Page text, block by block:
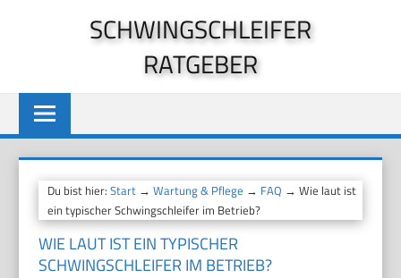
SCHWINGSCHLEIFER
RATGEBER
Du bist hier:Start →Wartung & Pflege → FAQ → Wie laut ist
ein typischer Schwingschleifer im Betrieb?
WIE LAUT IST EIN TYPISCHER
SCHWINGSCHLEIFER IM BETRIEB?